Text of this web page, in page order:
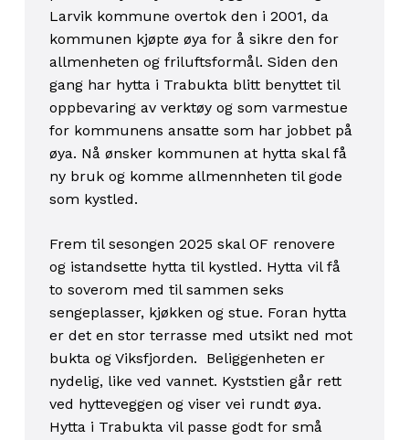
Larvik kommune overtok den i 2001, da
kommunen kjøpte øya for å sikre den for
allmenheten og friluftsformål. Siden den
gang har hytta i Trabukta blitt benyttet til
oppbevaring av verktøy og som varmestue
for kommunens ansatte som har jobbet på
øya. Nå ønsker kommunen at hytta skal få
ny bruk og komme allmennheten til gode
som kystled.
Frem til sesongen 2025 skal OF renovere
og istandsette hytta til kystled. Hytta vil få
to soverom med til sammen seks
sengeplasser, kjøkken og stue. Foran hytta
er det en stor terrasse med utsikt ned mot
bukta og Viksfjorden. Beliggenheten er
nydelig, like ved vannet. Kyststien går rett
ved hytteveggen og viser vei rundt øya.
Hytta i Trabukta vil passe godt for små